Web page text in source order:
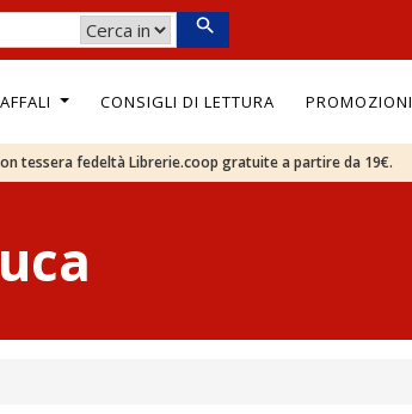
CONSIGLI DI LETTURA PROMOZIONI
tessera fedeltà Librerie.coop gratuite a partire da 19€.